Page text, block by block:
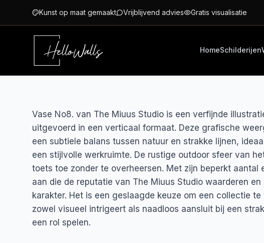
Kunst op maat gemaakt Vrijblijvend advies Gratis visualisatie
HomeSchilderijen
Vase No8. van The Miuus Studio is een verfijnde
uitgevoerd in een verticaal formaat. Deze grafische
een subtiele balans tussen natuur en strakke lijnen,
een stijlvolle werkruimte. De rustige outdoor sfeer van
toets toe zonder te overheersen. Met zijn beperkt aantal
aan die de reputatie van The Miuus Studio waarderen
karakter. Het is een geslaagde keuze om een collectie
zowel visueel intrigeert als naadloos aansluit bij een
een rol spelen.